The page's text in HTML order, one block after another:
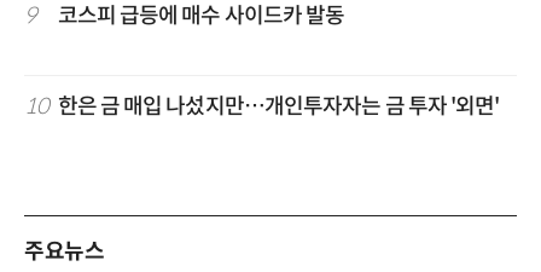
9 코스피 급등에 매수 사이드카 발동
10 한은 금 매입 나섰지만…개인투자자는 금 투자 '외면'
주요뉴스